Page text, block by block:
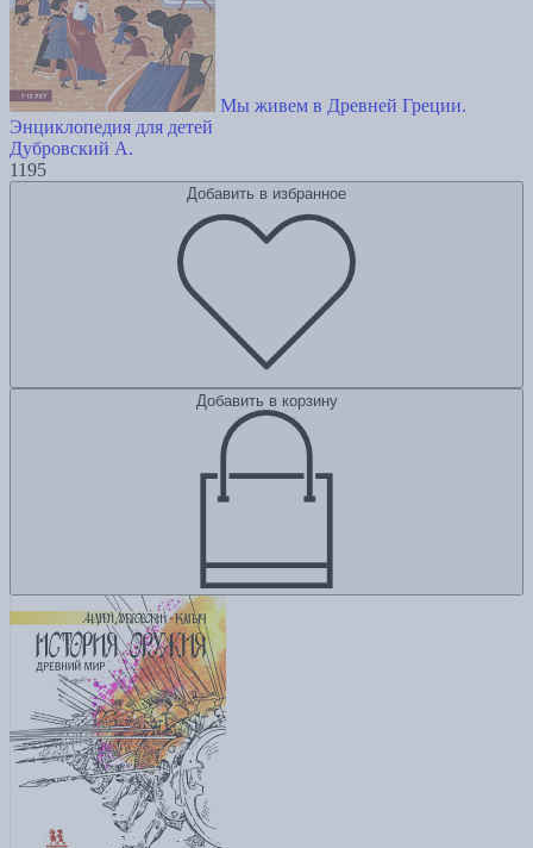
Мы живем в Древней Греции.
Энциклопедия для детей
Дубровский А.
1195
Добавить в избранное
Добавить в корзину